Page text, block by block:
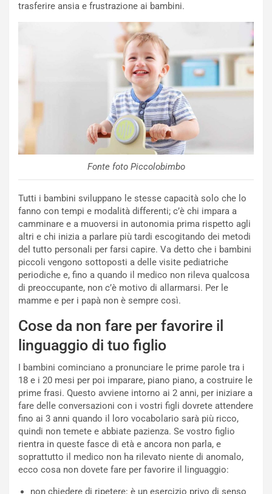
trasferire ansia e frustrazione ai bambini.
Fonte foto Piccolobimbo
Tutti i bambini sviluppano le stesse capacità solo che lo
fanno con tempi e modalità differenti; c’è chi impara a
camminare e a muoversi in autonomia prima rispetto agli
altri e chi inizia a parlare più tardi escogitando dei metodi
del tutto personali per farsi capire. Va detto che i bambini
piccoli vengono sottoposti a delle visite pediatriche
periodiche e, fino a quando il medico non rileva qualcosa
di preoccupante, non c’è motivo di allarmarsi. Per le
mamme e per i papà non è sempre così.
Cose da non fare per favorire il
linguaggio di tuo figlio
I bambini cominciano a pronunciare le prime parole tra i
18 e i 20 mesi per poi imparare, piano piano, a costruire le
prime frasi. Questo avviene intorno ai 2 anni, per iniziare a
fare delle conversazioni con i vostri figli dovrete attendere
fino ai 3 anni quando il loro vocabolario sarà più ricco,
quindi non temete e abbiate pazienza. Se vostro figlio
rientra in queste fasce di età e ancora non parla, e
soprattutto il medico non ha rilevato niente di anomalo,
ecco cosa non dovete fare per favorire il linguaggio:
non chiedere di ripetere: è un esercizio privo di senso